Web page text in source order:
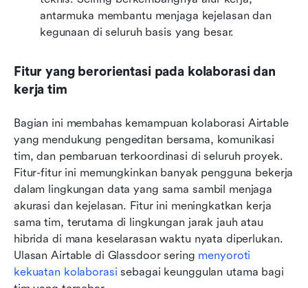
antarmuka membantu menjaga kejelasan dan
kegunaan di seluruh basis yang besar.
Fitur yang berorientasi pada kolaborasi dan
kerja tim
Bagian ini membahas kemampuan kolaborasi Airtable
yang mendukung pengeditan bersama, komunikasi
tim, dan pembaruan terkoordinasi di seluruh proyek.
Fitur-fitur ini memungkinkan banyak pengguna bekerja
dalam lingkungan data yang sama sambil menjaga
akurasi dan kejelasan. Fitur ini meningkatkan kerja
sama tim, terutama di lingkungan jarak jauh atau
hibrida di mana keselarasan waktu nyata diperlukan.
Ulasan Airtable di Glassdoor sering menyoroti
kekuatan kolaborasi sebagai keunggulan utama bagi